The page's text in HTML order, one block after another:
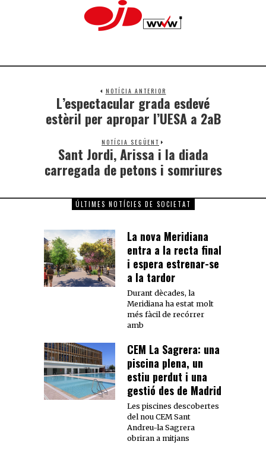
NOTÍCIA ANTERIOR
L’espectacular grada esdevé
estèril per apropar l’UESA a 2aB
NOTÍCIA SEGÜENT
Sant Jordi, Arissa i la diada
carregada de petons i somriures
ÚLTIMES NOTÍCIES DE SOCIETAT
La nova Meridiana
entra a la recta final
i espera estrenar-se
a la tardor
Durant dècades, la
Meridiana ha estat molt
més fàcil de recórrer
amb
CEM La Sagrera: una
piscina plena, un
estiu perdut i una
gestió des de Madrid
Les piscines descobertes
del nou CEM Sant
Andreu-la Sagrera
obriran a mitjans